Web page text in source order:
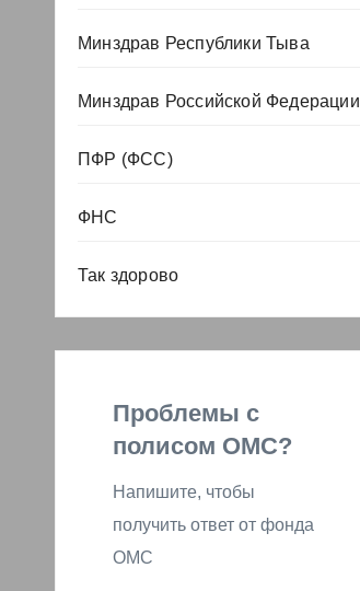
Минздрав Республики Тыва
Минздрав Российской Федерации
ПФР (ФСС)
ФНС
Так здорово
Проблемы с
полисом ОМС?
Напишите, чтобы
получить ответ от фонда
ОМС